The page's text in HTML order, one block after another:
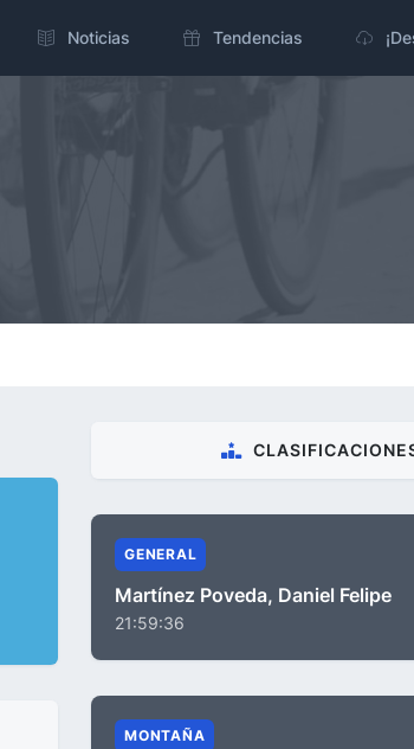
Noticias Tendencias
GENERAL
Martínez Poveda, Daniel Felipe
21:59:36
MONTAÑA